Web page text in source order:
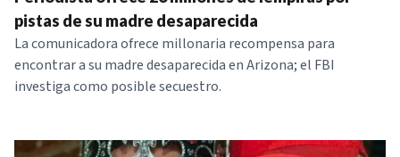
NOTICIAS
SERIES
pistas de su madre desaparecida
La comunicadora ofrece millonaria recompensa para
encontrar a su madre desaparecida en Arizona; el FBI
investiga como posible secuestro.